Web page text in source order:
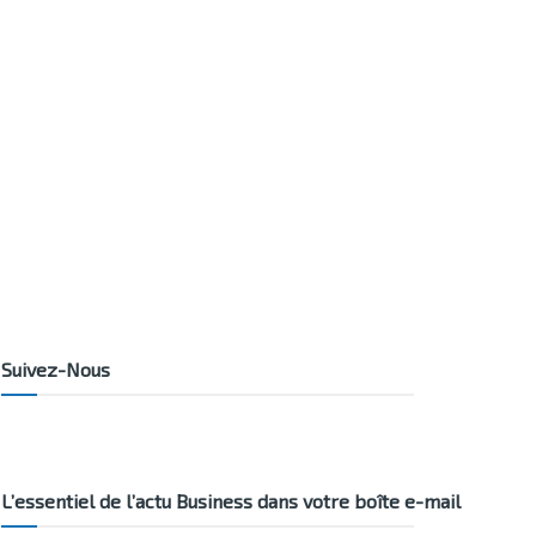
Suivez-Nous
L’essentiel de l’actu Business dans votre boîte e-mail